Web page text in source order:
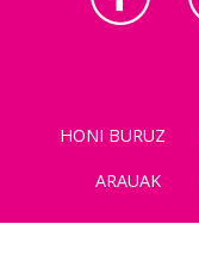
HONI BURUZ
ARAUAK